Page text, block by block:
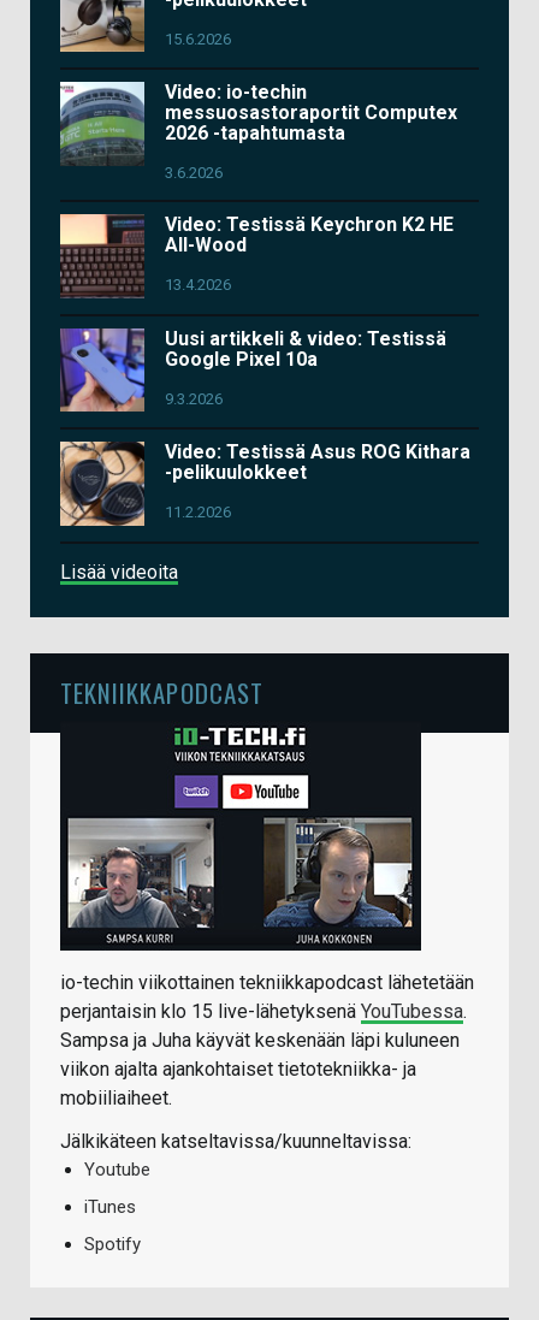
15.6.2026
Video: io-techin
messuosastoraportit Computex
2026 -tapahtumasta
3.6.2026
Video: Testissä Keychron K2 HE
All-Wood
13.4.2026
Uusi artikkeli & video: Testissä
Google Pixel 10a
9.3.2026
Video: Testissä Asus ROG Kithara
-pelikuulokkeet
11.2.2026
Lisää videoita
TEKNIIKKAPODCAST
io-techin viikottainen tekniikkapodcast lähetetään
perjantaisin klo 15 live-lähetyksenä YouTubessa.
Sampsa ja Juha käyvät keskenään läpi kuluneen
viikon ajalta ajankohtaiset tietotekniikka- ja
mobiiliaiheet.
Jälkikäteen katseltavissa/kuunneltavissa:
Youtube
iTunes
Spotify